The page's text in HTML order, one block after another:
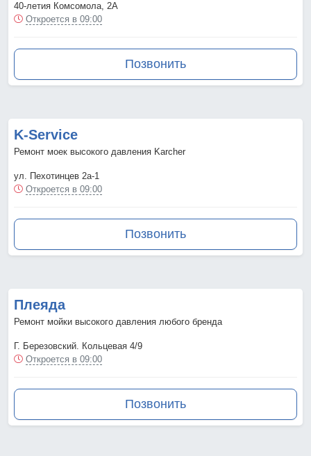
40-летия Комсомола, 2А
Откроется в 09:00
Позвонить
K-Service
Ремонт моек высокого давления Karcher
ул. Пехотинцев 2а-1
Откроется в 09:00
Позвонить
Плеяда
Ремонт мойки высокого давления любого бренда
Г. Березовский. Кольцевая 4/9
Откроется в 09:00
Позвонить